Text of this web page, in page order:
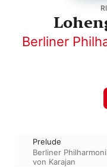
Berliner
Prelude
Berliner
von Karajan